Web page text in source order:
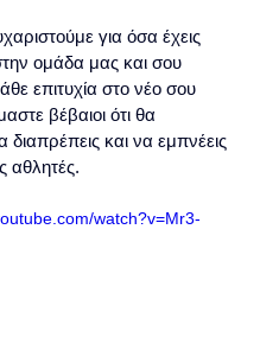
για όσα έχεις
ομάδα μας και σου
επιτυχία στο νέο σου
βέβαιοι ότι θα
διαπρέπεις και να εμπνέεις
αθλητές.
watch?v=Mr3-